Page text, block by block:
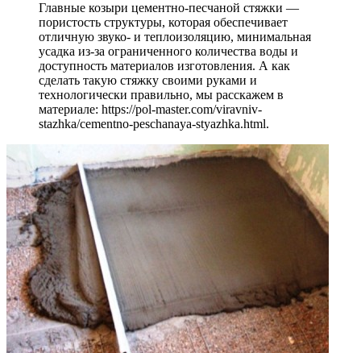
Главные козыри цементно-песчаной стяжки —
пористость структуры, которая обеспечивает
отличную звуко- и теплоизоляцию, минимальная
усадка из-за ограниченного количества воды и
доступность материалов изготовления. А как
сделать такую стяжку своими руками и
технологически правильно, мы расскажем в
материале: https://pol-master.com/viravniv-
stazhka/cementno-peschanaya-styazhka.html.